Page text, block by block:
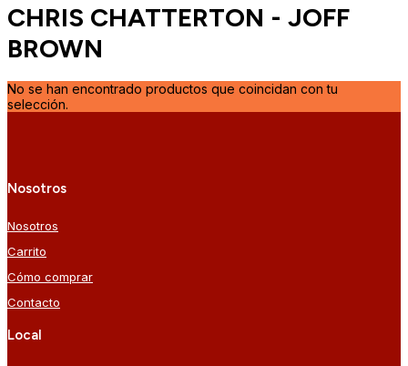
CHRIS CHATTERTON - JOFF
BROWN
No se han encontrado productos que coincidan con tu
selección.
Nosotros
Nosotros
Carrito
Cómo comprar
Contacto
Local